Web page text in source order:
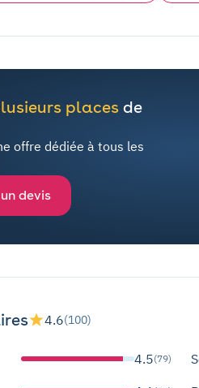
places de
offre dédiée à tous les
devis
4.6(100)
4.5(79)